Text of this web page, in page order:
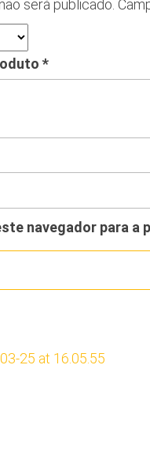
será publicado.
*
navegador para a